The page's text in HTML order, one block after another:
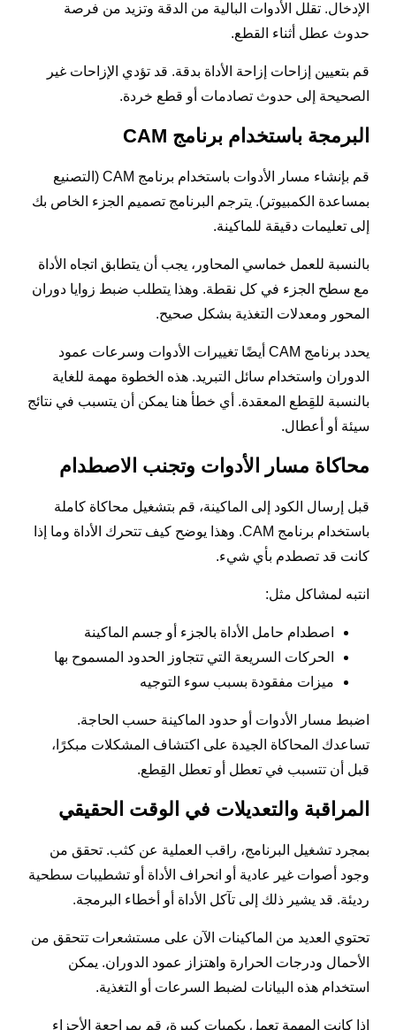
الإدخال. تقلل الأدوات البالية من الدقة وتزيد من فرصة
حدوث عطل أثناء القطع.
قم بتعيين إزاحات إزاحة الأداة بدقة. قد تؤدي الإزاحات غير
الصحيحة إلى حدوث تصادمات أو قطع خردة.
البرمجة باستخدام برنامج CAM
قم بإنشاء مسار الأدوات باستخدام برنامج CAM (التصنيع
بمساعدة الكمبيوتر). يترجم البرنامج تصميم الجزء الخاص بك
إلى تعليمات دقيقة للماكينة.
بالنسبة للعمل خماسي المحاور، يجب أن يتطابق اتجاه الأداة
مع سطح الجزء في كل نقطة. وهذا يتطلب ضبط زوايا دوران
المحور ومعدلات التغذية بشكل صحيح.
يحدد برنامج CAM أيضًا تغييرات الأدوات وسرعات عمود
الدوران واستخدام سائل التبريد. هذه الخطوة مهمة للغاية
بالنسبة للقِطع المعقدة. أي خطأ هنا يمكن أن يتسبب في نتائج
سيئة أو أعطال.
محاكاة مسار الأدوات وتجنب الاصطدام
قبل إرسال الكود إلى الماكينة، قم بتشغيل محاكاة كاملة
باستخدام برنامج CAM. وهذا يوضح كيف تتحرك الأداة وما إذا
كانت قد تصطدم بأي شيء.
انتبه لمشاكل مثل:
اصطدام حامل الأداة بالجزء أو جسم الماكينة
الحركات السريعة التي تتجاوز الحدود المسموح بها
ميزات مفقودة بسبب سوء التوجيه
اضبط مسار الأدوات أو حدود الماكينة حسب الحاجة.
تساعدك المحاكاة الجيدة على اكتشاف المشكلات مبكرًا،
قبل أن تتسبب في تعطل أو تعطل القِطع.
المراقبة والتعديلات في الوقت الحقيقي
بمجرد تشغيل البرنامج، راقب العملية عن كثب. تحقق من
وجود أصوات غير عادية أو انحراف الأداة أو تشطيبات سطحية
رديئة. قد يشير ذلك إلى تآكل الأداة أو أخطاء البرمجة.
تحتوي العديد من الماكينات الآن على مستشعرات تتحقق من
الأحمال ودرجات الحرارة واهتزاز عمود الدوران. يمكن
استخدام هذه البيانات لضبط السرعات أو التغذية.
إذا كانت المهمة تعمل بكميات كبيرة، قم بمراجعة الأجزاء